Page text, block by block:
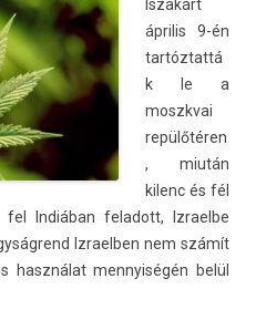
Iszakárt
április 9-én
tartóztattá
k le a
moszkvai
repülőtéren
, miután
kilenc és fél
Indiában feladott, Iz­rael­be
Iz­raelb­en nem számít
használat men­nyiségén belül